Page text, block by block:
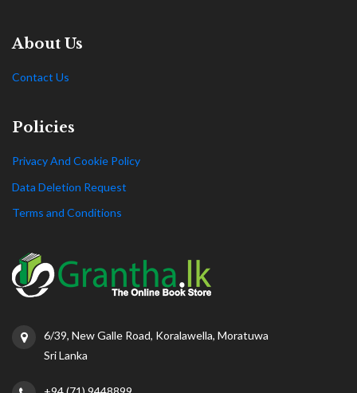
About Us
Contact Us
Policies
Privacy And Cookie Policy
Data Deletion Request
Terms and Conditions
6/39, New Galle Road, Koralawella, Moratuwa
Sri Lanka